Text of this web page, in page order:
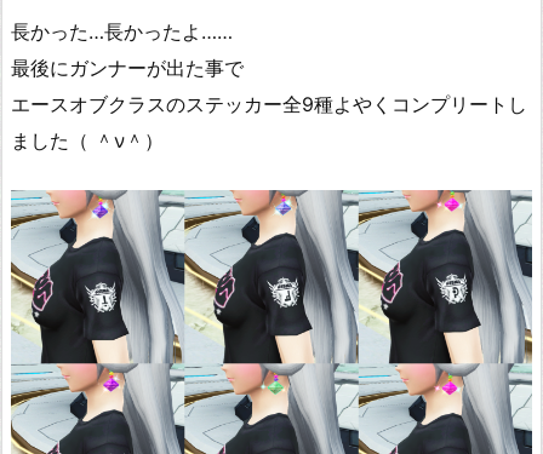
長かった…長かったよ……
最後にガンナーが出た事で
エースオブクラスのステッカー全9種よやくコンプリートし
ました（ ＾ν＾）